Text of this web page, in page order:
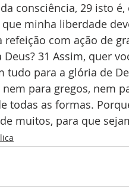
consciência, 29 isto
minha liberdade
refeição com ação de
Deus? 31 Assim, quer
tudo para a glória de
para gregos, nem
todas as formas.
muitos, para que